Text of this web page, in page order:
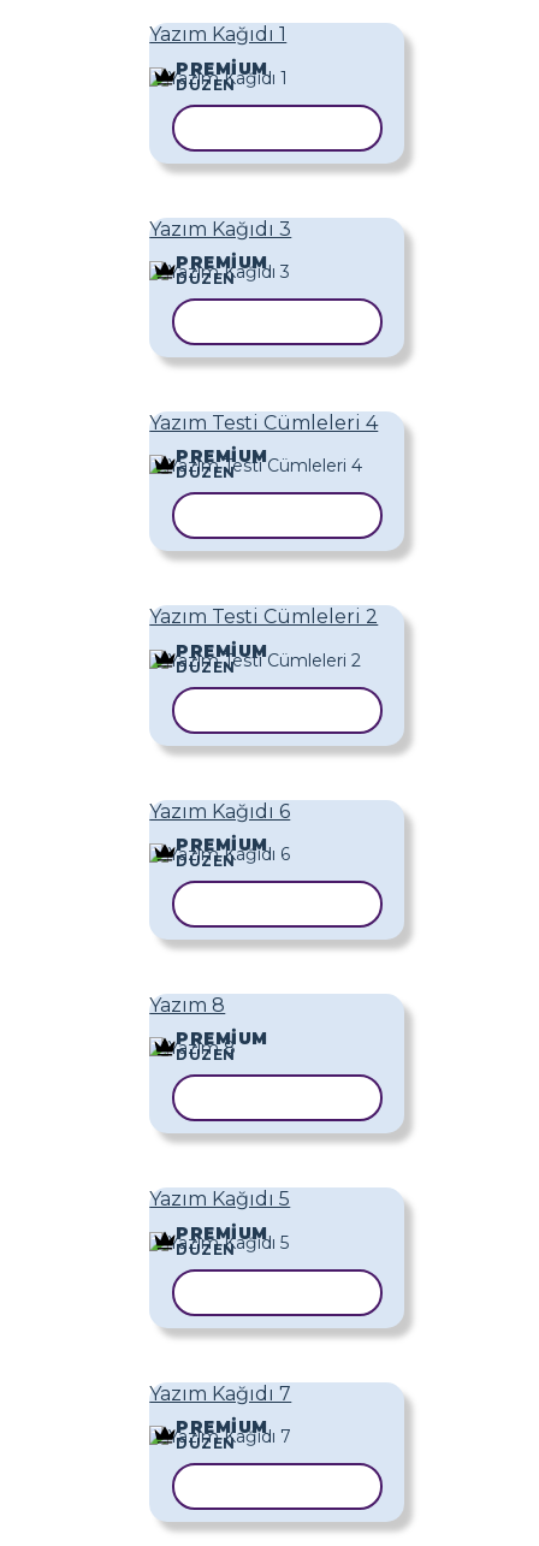
Yazım Kağıdı 1
PREMIUM
DÜZEN
Yazım Kağıdı 3
PREMIUM
DÜZEN
Yazım Testi Cümleleri 4
PREMIUM
DÜZEN
Yazım Testi Cümleleri 2
PREMIUM
DÜZEN
Yazım Kağıdı 6
PREMIUM
DÜZEN
Yazım 8
PREMIUM
DÜZEN
Yazım Kağıdı 5
PREMIUM
DÜZEN
Yazım Kağıdı 7
PREMIUM
DÜZEN